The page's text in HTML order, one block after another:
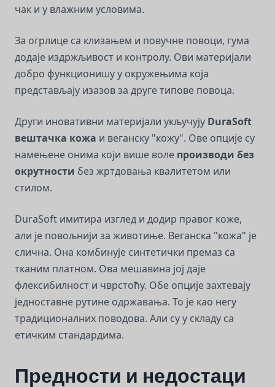
чак и у влажним условима.
За огрлице са клизањем и повучне повоци, гума
додаје издржљивост и контролу. Ови материјали
добро функционишу у окружењима која
представљају изазов за друге типове повоца.
Други иновативни материјали укључују DuraSoft
вештачка кожа и веганску "кожу". Ове опције су
намењене онима који више воле производи без
окрутности без жртдовања квалитетом или
стилом.
DuraSoft имитира изглед и додир правог коже,
али је повољнији за животиње. Веганска "кожа" је
слична. Она комбинује синтетички премаз са
тканим платном. Ова мешавина јој даје
флексибилност и чврстоћу. Обе опције захтевају
једноставне рутине одржавања. То је као негу
традиционалних поводова. Али су у складу са
етичким стандардима.
Предности и недостаци